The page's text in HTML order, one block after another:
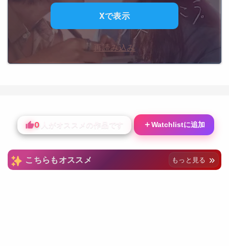
Xで表示
再読み込み
0 人がオススメの作品です ＋Watchlistに追加
こちらもオススメ もっと見る